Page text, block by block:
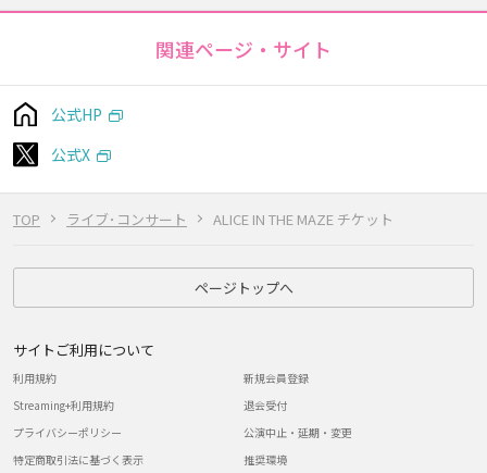
TOP ライブ･コンサート ALICE IN THE MAZE チケット
関連ページ・サイト
公式HP
公式X
ページトップへ
サイトご利用について
利用規約
Streaming+利用規約
プライバシーポリシー
特定商取引法に基づく表示
新規会員登録
退会受付
公演中止・延期・変更
推奨環境